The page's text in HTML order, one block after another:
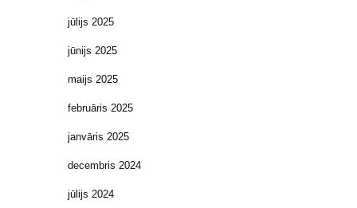
jūlijs 2025
jūnijs 2025
maijs 2025
februāris 2025
janvāris 2025
decembris 2024
jūlijs 2024